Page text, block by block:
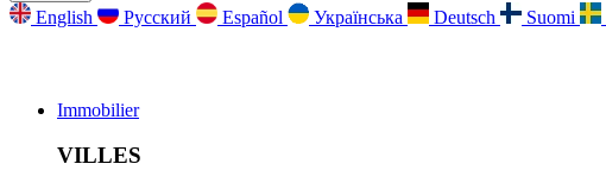
English Русский Español Українська Deutsch Suomi
Immobilier
VILLES